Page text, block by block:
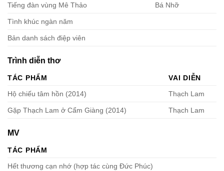
Tiếng đàn vùng Mê Thảo Bá Nhỡ
Tình khúc ngàn năm
Bản danh sách điệp viên
Trình diễn thơ
TÁC PHẨM
VAI DIỄN
Hộ chiếu tâm hồn (2014)
Thạch Lam
Gặp Thạch Lam ở Cẩm Giàng (2014) Thạch Lam
MV
TÁC PHẨM
Hết thương cạn nhớ (hợp tác cùng Đức Phúc)